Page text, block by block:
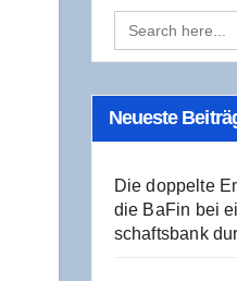
Search
for:
Neu­es­te
Die dop­pel­te
die BaFin bei
schafts­bank